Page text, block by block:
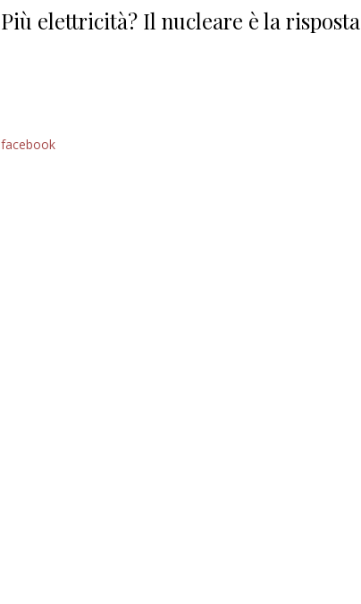
Più elettricità? Il nucleare è la risposta
facebook